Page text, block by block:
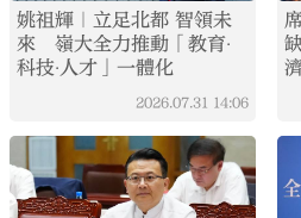
姚祖輝｜立足北都 智領未
來 嶺大全力推動「教育‧
科技‧人才」一體化
2026.07.31 14:06